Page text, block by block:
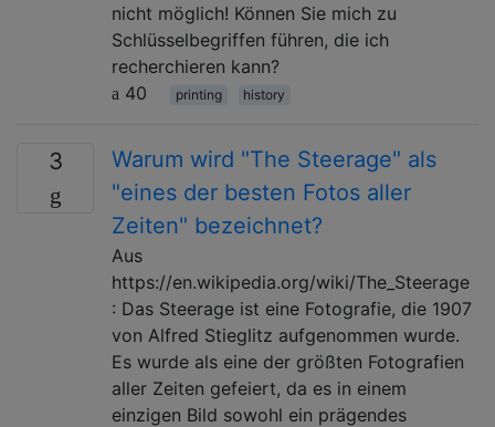
nicht möglich! Können Sie mich zu
Schlüsselbegriffen führen, die ich
recherchieren kann?
40
printing history
3
Warum wird "The Steerage" als
"eines der besten Fotos aller
Zeiten" bezeichnet?
Aus
https://en.wikipedia.org/wiki/The_Steerage
: Das Steerage ist eine Fotografie, die 1907
von Alfred Stieglitz aufgenommen wurde.
Es wurde als eine der größten Fotografien
aller Zeiten gefeiert, da es in einem
einzigen Bild sowohl ein prägendes